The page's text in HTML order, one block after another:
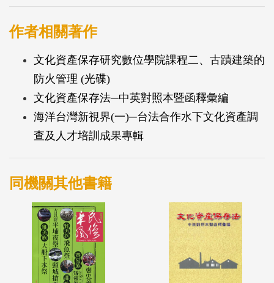
一次的呈現全國國定古蹟之美，讓更多人都能瞭解文
化資產對國家社會的重要性。
作者相關著作
文化資產保存研究數位學院課程二、古蹟建築的
防火管理 (光碟)
文化資產保存法─中英對照本暨函釋彙編
海洋台灣新視界(一)─台法合作水下文化資產調
查及人才培訓成果專輯
同機關其他書籍